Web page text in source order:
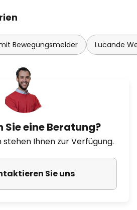
Bewegungsmelder Lucande
Sie eine Beratung?
stehen Ihnen zur Verfügung.
Sie uns